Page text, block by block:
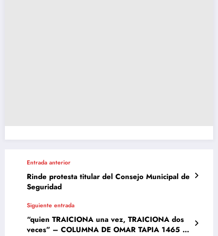
Entrada anterior
Rinde protesta titular del Consejo Municipal de
Seguridad
Siguiente entrada
“quien TRAICIONA una vez, TRAICIONA dos
veces” – COLUMNA DE OMAR TAPIA 1465 19